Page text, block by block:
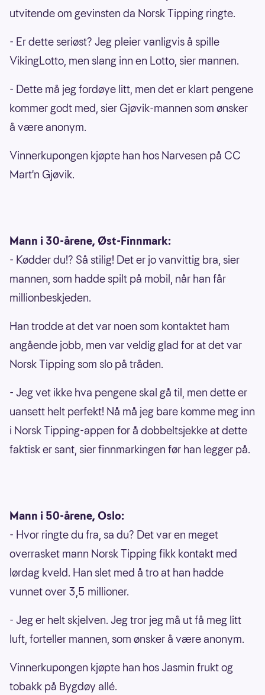
utvitende om gevinsten da Norsk Tipping ringte.
- Er dette seriøst? Jeg pleier vanligvis å spille
VikingLotto, men slang inn en Lotto, sier mannen.
- Dette må jeg fordøye litt, men det er klart pengene
kommer godt med, sier Gjøvik-mannen som ønsker
å være anonym.
Vinnerkupongen kjøpte han hos Narvesen på CC
Mart'n Gjøvik.
Mann i 30-årene, Øst-Finnmark:
- Kødder du!? Så stilig! Det er jo vanvittig bra, sier
mannen, som hadde spilt på mobil, når han får
millionbeskjeden.
Han trodde at det var noen som kontaktet ham
angående jobb, men var veldig glad for at det var
Norsk Tipping som slo på tråden.
- Jeg vet ikke hva pengene skal gå til, men dette er
uansett helt perfekt! Nå må jeg bare komme meg inn
i Norsk Tipping-appen for å dobbeltsjekke at dette
faktisk er sant, sier finnmarkingen før han legger på.
Mann i 50-årene, Oslo:
- Hvor ringte du fra, sa du? Det var en meget
overrasket mann Norsk Tipping fikk kontakt med
lørdag kveld. Han slet med å tro at han hadde
vunnet over 3,5 millioner.
- Jeg er helt skjelven. Jeg tror jeg må ut få meg litt
luft, forteller mannen, som ønsker å være anonym.
Vinnerkupongen kjøpte han hos Jasmin frukt og
tobakk på Bygdøy allé.